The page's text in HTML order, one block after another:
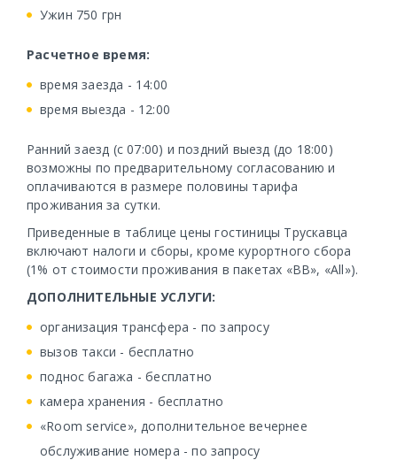
Ужин 750 грн
Расчетное время:
время заезда - 14:00
время выезда - 12:00
Ранний заезд (с 07:00) и поздний выезд (до 18:00)
возможны по предварительному согласованию и
оплачиваются в размере половины тарифа
проживания за сутки.
Приведенные в таблице цены гостиницы Трускавца
включают налоги и сборы, кроме курортного сбора
(1% от стоимости проживания в пакетах «ВВ», «All»).
ДОПОЛНИТЕЛЬНЫЕ УСЛУГИ:
организация трансфера - по запросу
вызов такси - бесплатно
поднос багажа - бесплатно
камера хранения - бесплатно
«Room service», дополнительное вечернее
обслуживание номера - по запросу